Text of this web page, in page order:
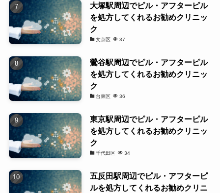
大塚駅周辺でピル・アフターピル
を処方してくれるお勧めクリニッ
ク
文京区 37
鶯谷駅周辺でピル・アフターピル
を処方してくれるお勧めクリニッ
ク
台東区 36
東京駅周辺でピル・アフターピル
を処方してくれるお勧めクリニッ
ク
千代田区 34
五反田駅周辺でピル・アフターピ
ルを処方してくれるお勧めクリニ